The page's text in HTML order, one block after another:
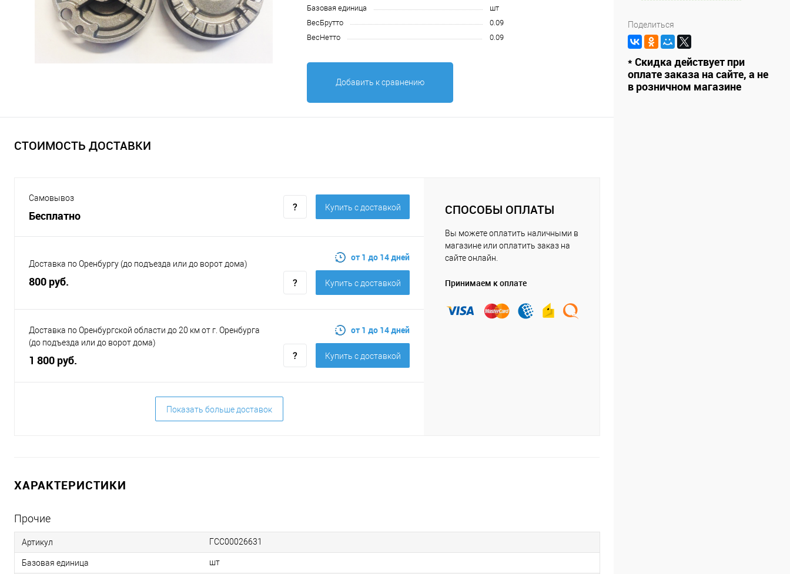
Базовая единица
шт
ВесБрутто
0.09
ВесНетто
0.09
Добавить к сравнению
СТОИМОСТЬ ДОСТАВКИ
Самовывоз
Бесплатно
Купить c доставкой
Доставка по Оренбургу (до подъезда или до ворот дома)
800 руб.
от 1 до 14 дней
Купить c доставкой
Доставка по Оренбургской области до 20 км от г. Оренбурга
(до подъезда или до ворот дома)
1 800 руб.
от 1 до 14 дней
Купить c доставкой
Показать больше доставок
СПОСОБЫ ОПЛАТЫ
Вы можете оплатить наличными в
магазине или оплатить заказ на
сайте онлайн.
Принимаем к оплате
ХАРАКТЕРИСТИКИ
Прочие
Артикул ГСС00026631
Базовая единица шт
Поделиться
* Скидка действует при
оплате заказа на сайте, а не
в розничном магазине